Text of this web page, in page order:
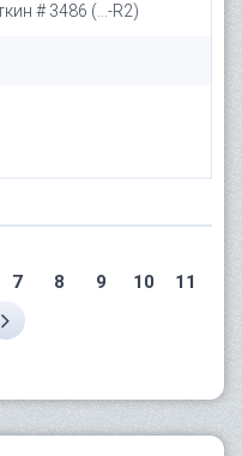
# 3486 (...-R2)
7 8 9 10 11